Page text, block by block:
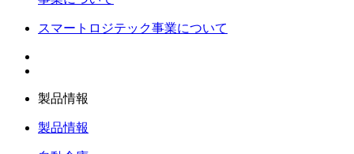
スマートロジテック事業について
製品情報
製品情報